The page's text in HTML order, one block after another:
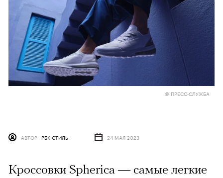
© ПРЕСС-СЛУЖБА
АВТОР РБК СТИЛЬ 24 МАЯ 2023
Кроссовки Spherica — самые легкие